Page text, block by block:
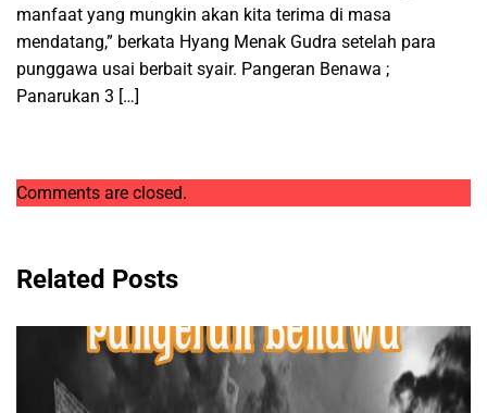
manfaat yang mungkin akan kita terima di masa
mendatang,” berkata Hyang Menak Gudra setelah para
punggawa usai berbait syair. Pangeran Benawa ;
Panarukan 3 […]
Comments are closed.
Related Posts